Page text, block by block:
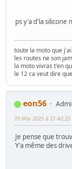
ps y'a d'la silicone
toute la moto que
les routes ne son
la moto vivras t'en
le 12 ca veut dire
eon56
20 Mai 2025 à 21:42:25
Je pense que
Y'a même des